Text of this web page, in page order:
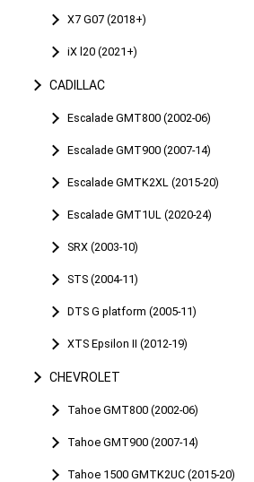
X7 G07 (2018+)
iX l20 (2021+)
CADILLAC
Escalade GMT800 (2002-06)
Escalade GMT900 (2007-14)
Escalade GMTK2XL (2015-20)
Escalade GMT1UL (2020-24)
SRX (2003-10)
STS (2004-11)
DTS G platform (2005-11)
XTS Epsilon II (2012-19)
CHEVROLET
Tahoe GMT800 (2002-06)
Tahoe GMT900 (2007-14)
Tahoe 1500 GMTK2UC (2015-20)